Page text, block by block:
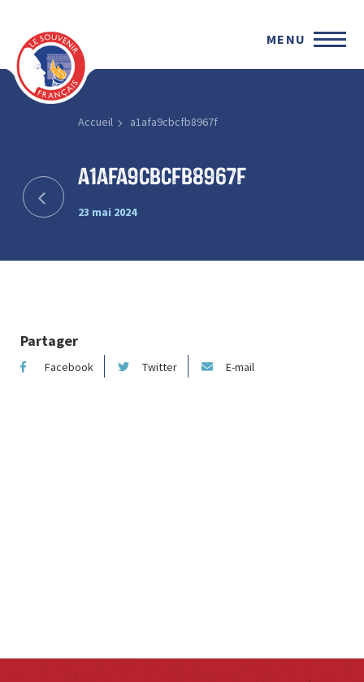
MENU
Accueil a1afa9cbcfb8967f
a1afa9cbcfb8967f
23 mai 2024
Partager
Facebook Twitter E-mail